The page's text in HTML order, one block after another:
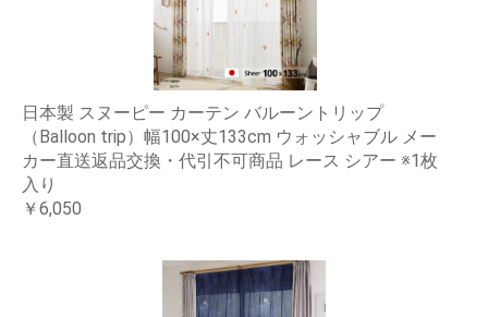
日本製 スヌーピー カーテン バルーントリップ
（Balloon trip）幅100×丈133cm ウォッシャブル メー
カー直送返品交換・代引不可商品 レース シアー ※1枚
入り
￥6,050